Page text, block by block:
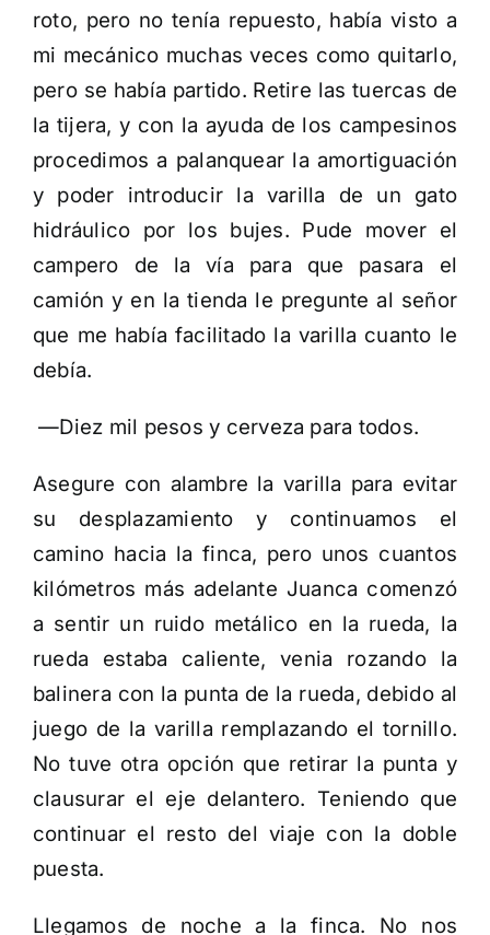
roto, pero no tenía repuesto, había visto a
mi mecánico muchas veces como quitarlo,
pero se había partido. Retire las tuercas de
la tijera, y con la ayuda de los campesinos
procedimos a palanquear la amortiguación
y poder introducir la varilla de un gato
hidráulico por los bujes. Pude mover el
campero de la vía para que pasara el
camión y en la tienda le pregunte al señor
que me había facilitado la varilla cuanto le
debía.
—Diez mil pesos y cerveza para todos.
Asegure con alambre la varilla para evitar
su desplazamiento y continuamos el
camino hacia la finca, pero unos cuantos
kilómetros más adelante Juanca comenzó
a sentir un ruido metálico en la rueda, la
rueda estaba caliente, venia rozando la
balinera con la punta de la rueda, debido al
juego de la varilla remplazando el tornillo.
No tuve otra opción que retirar la punta y
clausurar el eje delantero. Teniendo que
continuar el resto del viaje con la doble
puesta.
Llegamos de noche a la finca. No nos